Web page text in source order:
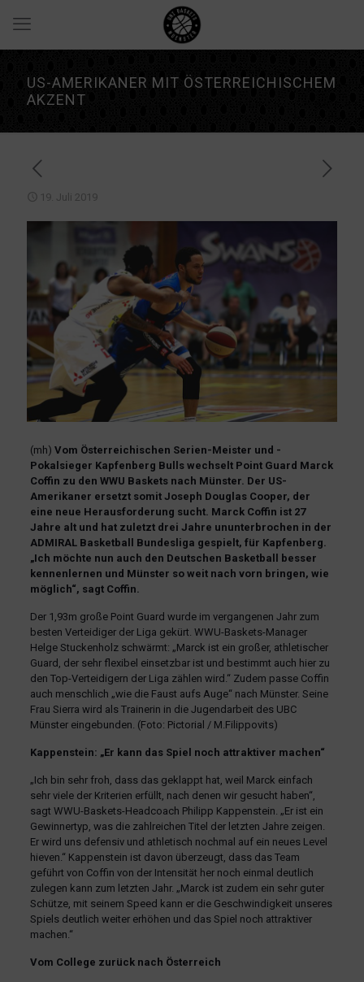
US-AMERIKANER MIT ÖSTERREICHISCHEM
AKZENT
19. Juli 2019
(mh) Vom Österreichischen Serien-Meister und -
Pokalsieger Kapfenberg Bulls wechselt Point Guard Marck
Coffin zu den WWU Baskets nach Münster. Der US-
Amerikaner ersetzt somit Joseph Douglas Cooper, der
eine neue Herausforderung sucht. Marck Coffin ist 27
Jahre alt und hat zuletzt drei Jahre ununterbrochen in der
ADMIRAL Basketball Bundesliga gespielt, für Kapfenberg.
„Ich möchte nun auch den Deutschen Basketball besser
kennenlernen und Münster so weit nach vorn bringen, wie
möglich“, sagt Coffin.
Der 1,93m große Point Guard wurde im vergangenen Jahr zum
besten Verteidiger der Liga gekürt. WWU-Baskets-Manager
Helge Stuckenholz schwärmt: „Marck ist ein großer, athletischer
Guard, der sehr flexibel einsetzbar ist und bestimmt auch hier zu
den Top-Verteidigern der Liga zählen wird.“ Zudem passe Coffin
auch menschlich „wie die Faust aufs Auge“ nach Münster. Seine
Frau Sierra wird als Trainerin in die Jugendarbeit des UBC
Münster eingebunden. (Foto: Pictorial / M.Filippovits)
Kappenstein: „Er kann das Spiel noch attraktiver machen“
„Ich bin sehr froh, dass das geklappt hat, weil Marck einfach
sehr viele der Kriterien erfüllt, nach denen wir gesucht haben“,
sagt WWU-Baskets-Headcoach Philipp Kappenstein. „Er ist ein
Gewinnertyp, was die zahlreichen Titel der letzten Jahre zeigen.
Er wird uns defensiv und athletisch nochmal auf ein neues Level
hieven.“ Kappenstein ist davon überzeugt, dass das Team
geführt von Coffin von der Intensität her noch einmal deutlich
zulegen kann zum letzten Jahr. „Marck ist zudem ein sehr guter
Schütze, mit seinem Speed kann er die Geschwindigkeit unseres
Spiels deutlich weiter erhöhen und das Spiel noch attraktiver
machen.“
Vom College zurück nach Österreich